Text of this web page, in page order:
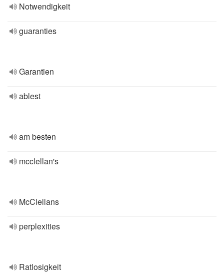
Notwendigkeit
guaranties
Garantien
ablest
am besten
mcclellan's
McClellans
perplexities
Ratlosigkeit